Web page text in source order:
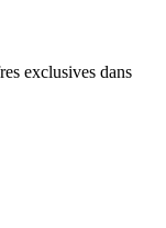
exclusives dans